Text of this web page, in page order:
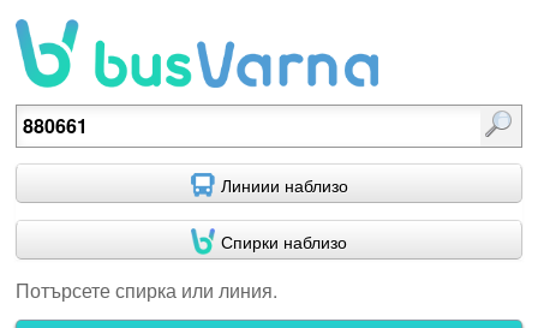
Потърсете спирка или линия.
Линиии наблизо
Спирки наблизо
Потърсете спирка или линия.